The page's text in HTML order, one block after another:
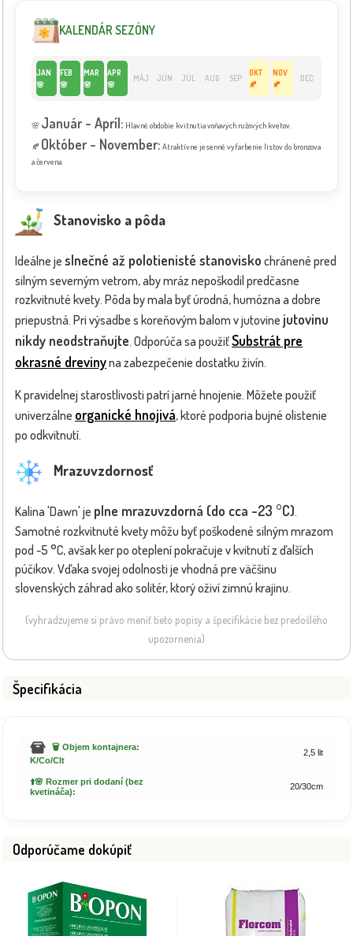
KALENDÁR SEZÓNY
JAN
🌸
FEB
🌸
MAR
🌸
APR
🌸
MÁJ JÚN JÚL AUG SEP
OKT
🍂
NOV
🍂
DEC
🌸 Január - Apríl: Hlavné obdobie kvitnutia voňavých ružových kvetov.
🍂 Október - November: Atraktívne jesenné vyfarbenie listov do bronzova
a červena.
Stanovisko a pôda
Ideálne je slnečné až polotienisté stanovisko chránené pred
silným severným vetrom, aby mráz nepoškodil predčasne
rozkvitnuté kvety. Pôda by mala byť úrodná, humózna a dobre
priepustná. Pri výsadbe s koreňovým balom v jutovine jutovinu
nikdy neodstraňujte. Odporúča sa použiťSubstrát pre
okrasné drevinyna zabezpečenie dostatku živín.
K pravidelnej starostlivosti patrí jarné hnojenie. Môžete použiť
univerzálne organické hnojivá, ktoré podporia bujné olistenie
po odkvitnutí.
Mrazuvzdornosť
Kalina 'Dawn' je plne mrazuvzdorná (do cca -23 °C).
Samotné rozkvitnuté kvety môžu byť poškodené silným mrazom
pod -5 °C, avšak ker po oteplení pokračuje v kvitnutí z ďalších
púčikov. Vďaka svojej odolnosti je vhodná pre väčšinu
slovenských záhrad ako solitér, ktorý oživí zimnú krajinu.
(vyhradzujeme si právo meniť tieto popisy a špecifikácie bez predošlého
upozornenia)
Špecifikácia
🗑️ Objem kontajnera:
K/Co/Clt
2,5 lit
⬆️🌸 Rozmer pri dodaní (bez
kvetináča):
20/30cm
Odporúčame dokúpiť